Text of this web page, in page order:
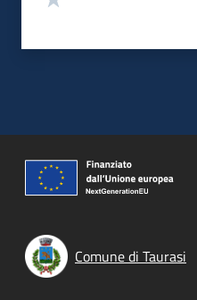
Comune di Taurasi